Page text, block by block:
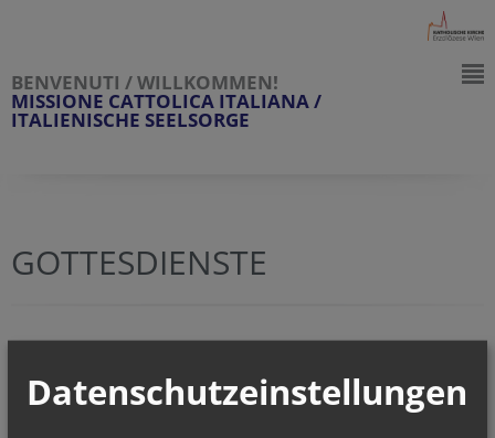
BENVENUTI / WILLKOMMEN!
MISSIONE CATTOLICA ITALIANA /
ITALIENISCHE SEELSORGE
GOTTESDIENSTE
Datenschutzeinstellungen